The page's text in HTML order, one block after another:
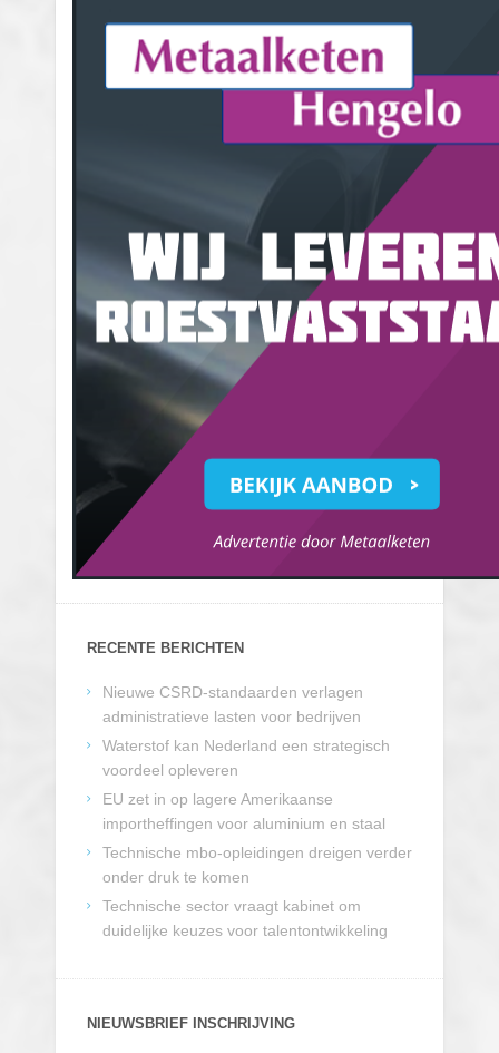
RECENTE BERICHTEN
Nieuwe CSRD-standaarden verlagen
administratieve lasten voor bedrijven
Waterstof kan Nederland een strategisch
voordeel opleveren
EU zet in op lagere Amerikaanse
importheffingen voor aluminium en staal
Technische mbo-opleidingen dreigen verder
onder druk te komen
Technische sector vraagt kabinet om
duidelijke keuzes voor talentontwikkeling
NIEUWSBRIEF INSCHRIJVING